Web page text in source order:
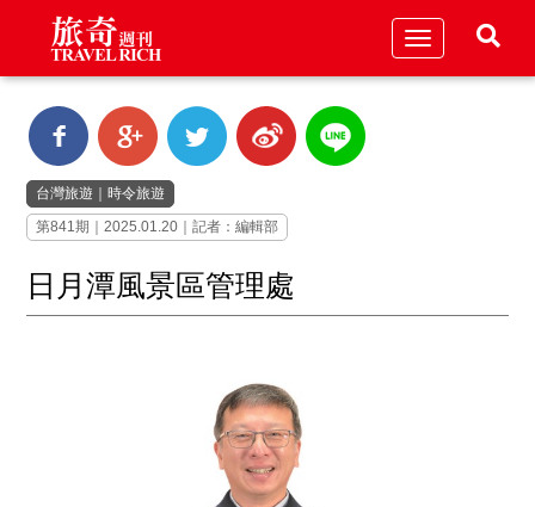
Toggle
台灣旅遊
時令旅遊
第841期｜2025.01.20｜記者：編輯部
日月潭風景區管理處